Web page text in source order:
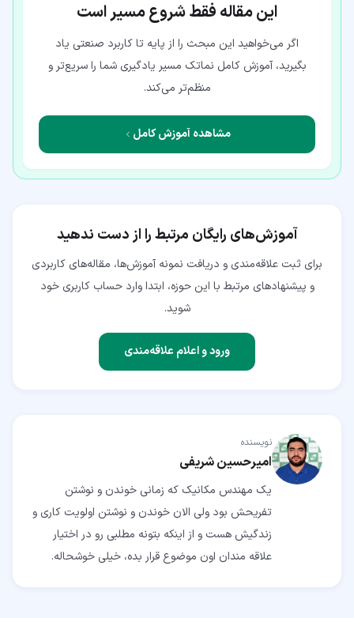
این مقاله فقط شروع مسیر است
اگر می‌خواهید این مبحث را از پایه تا کاربرد صنعتی یاد
بگیرید، آموزش کامل نماتک مسیر یادگیری شما را سریع‌تر و
منظم‌تر می‌کند.
مشاهده آموزش کامل
آموزش‌های رایگان مرتبط را از دست ندهید
برای ثبت علاقه‌مندی و دریافت نمونه آموزش‌ها، مقاله‌های کاربردی
و پیشنهادهای مرتبط با این حوزه، ابتدا وارد حساب کاربری خود
شوید.
ورود و اعلام علاقه‌مندی
نویسنده
امیرحسین شریفی
یک مهندس مکانیک که زمانی خوندن و نوشتن
تفریحش بود ولی الان خوندن و نوشتن اولویت کاری و
زندگیش هست و از اینکه بتونه مطلبی رو در اختیار
علاقه مندان اون موضوع قرار بده، خیلی خوشحاله.